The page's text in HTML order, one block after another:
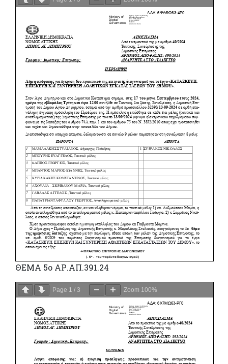
ΘΕΜΑ 5ο ΑΡ.ΑΠ.391.24
Page 1 / 3 Zoom 100%